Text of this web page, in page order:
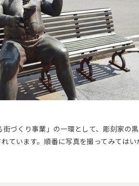
づくり事業」の一環として、彫刻家の
ています。順番に写真を撮ってみてはい